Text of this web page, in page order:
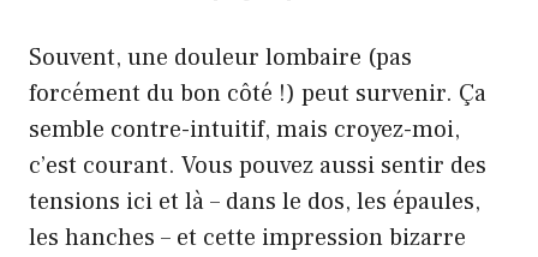
Souvent, une douleur lombaire (pas
forcément du bon côté !) peut survenir. Ça
semble contre-intuitif, mais croyez-moi,
c’est courant. Vous pouvez aussi sentir des
tensions ici et là – dans le dos, les épaules,
les hanches – et cette impression bizarre